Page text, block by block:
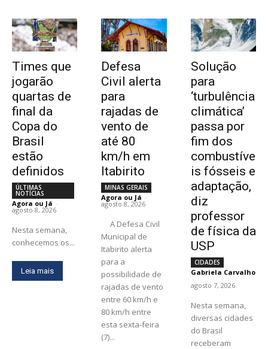
Times que
jogarão
quartas de
final da
Copa do
Brasil
estão
definidos
ÚLTIMAS
NOTÍCIAS
Agora ou Já -
agosto 8, 2026
Nesta semana,
conhecemos os...
Leia mais
Defesa
Civil alerta
para
rajadas de
vento de
até 80
km/h em
Itabirito
MINAS GERAIS
Agora ou Já -
agosto 8, 2026
Municipal de
Itabirito alerta
para a
possibilidade de
rajadas de vento
entre 60 km/h e
80 km/h entre
esta sexta-feira
(7)...
Solução
para
‘turbulência
climática’
passa por
fim dos
combustíve
is fósseis e
adaptação,
diz
professor
de física da
USP
CIDADES
Gabriela Carvalho
-
agosto 7, 2026
Nesta semana,
diversas cidades
do Brasil
receberam